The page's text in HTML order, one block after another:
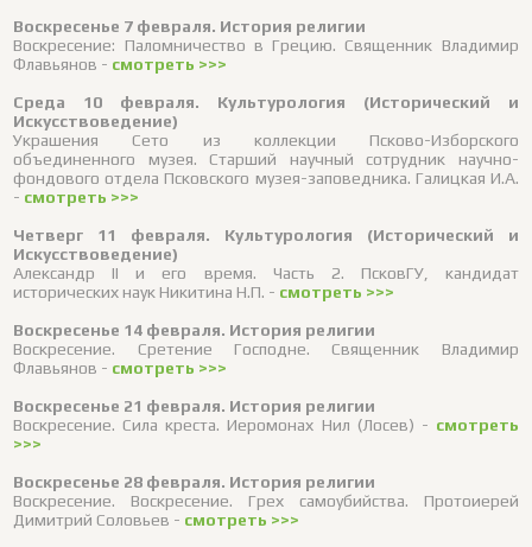
Воскресенье 7 февраля. История религии
Воскресение: Паломничество в Грецию. Священник Владимир
Флавьянов - смотреть >>>
Среда 10 февраля. Культурология (Исторический и
Искусствоведение)
Украшения Сето из коллекции Псково-Изборского
объединенного музея. Старший научный сотрудник научно-
фондового отдела Псковского музея-заповедника. Галицкая И.А.
- смотреть >>>
Четверг 11 февраля. Культурология (Исторический и
Искусствоведение)
Александр II и его время. Часть 2. ПсковГУ, кандидат
исторических наук Никитина Н.П. - смотреть >>>
Воскресенье 14 февраля. История религии
Воскресение. Сретение Господне. Священник Владимир
Флавьянов - смотреть >>>
Воскресенье 21 февраля. История религии
Воскресение. Сила креста. Иеромонах Нил (Лосев) - смотреть
>>>
Воскресенье 28 февраля. История религии
Воскресение. Воскресение. Грех самоубийства. Протоиерей
Димитрий Соловьев - смотреть >>>